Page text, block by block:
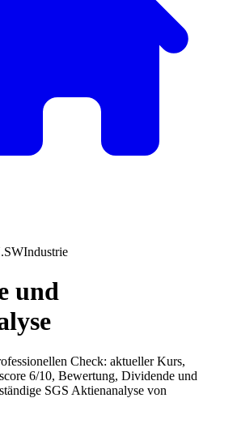
Industrie
und
Check: aktueller Kurs,
6/10, Bewertung, Dividende und
SGS Aktienanalyse von